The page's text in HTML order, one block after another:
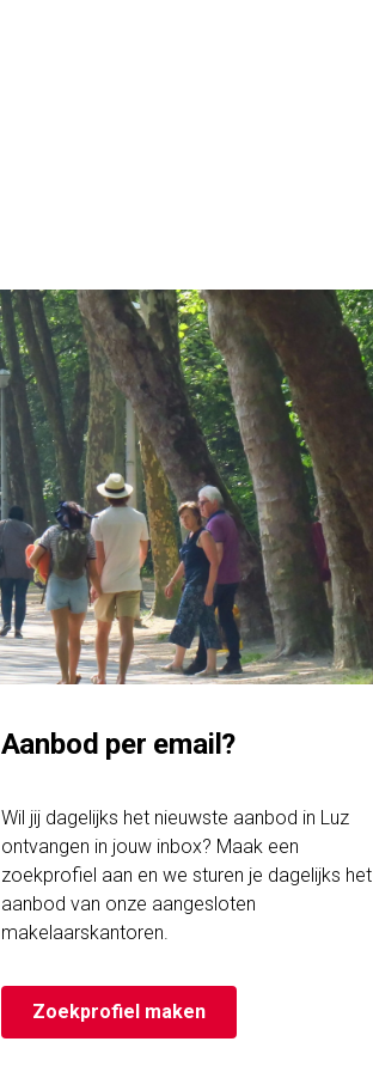
Aanbod per email?
Wil jij dagelijks het nieuwste aanbod in Luz
ontvangen in jouw inbox? Maak een
zoekprofiel aan en we sturen je dagelijks het
aanbod van onze aangesloten
makelaarskantoren.
Zoekprofiel maken